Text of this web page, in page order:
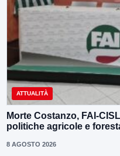
ATTUALITÀ
Morte Costanzo, FAI-
politiche agricole e
8 AGOSTO 2026